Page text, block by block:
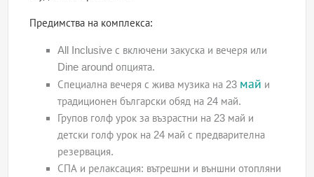
Предимства на комплекса:
All Inclusive с включени закуска и вечеря или
Dine around опцията.
Специална вечеря с жива музика на 23 май и
традиционен български обяд на 24 май.
Групов голф урок за възрастни на 23 май и
детски голф урок на 24 май с предварителна
резервация.
СПА и релаксация: вътрешни и външни отопляни